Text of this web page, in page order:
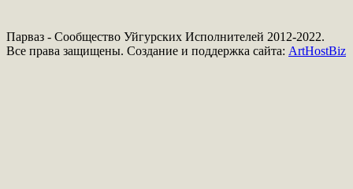
Парваз - Сообщество Уйгурских Исполнителей 2012-2022.
Все права защищены. Создание и поддержка сайта: ArtHostBiz